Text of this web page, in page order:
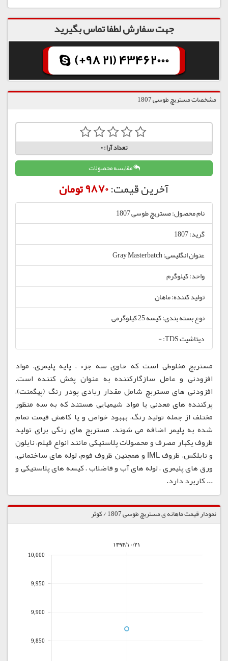
جهت سفارش لطفا تماس بگیرید
(+98 21) 43462000
مشخصات مستربچ طوسی 1807
تعداد آرا:0
مقایسه محصولات
آخرین قیمت:9870 تومان
نام محصول: مستربچ طوسی 1807
گرید: 1807
عنوان انگلیسی: Gray Masterbatch
واحد: کیلوگرم
تولید کننده: ماهان
نوع بسته بندی: کیسه 25 کیلوگرمی
دیتاشیت TDS: -
مستربچ مخلوطی است که حاوی سه جزء ، پایه پلیمری، مواد
افزودنی و عامل سازگارکننده به عنوان پخش کننده است.
افزودنی های مستربچ شامل مقدار زیادی پودر رنگ (پیگمنت)،
پرکننده های معدنی یا مواد شیمیایی هستند که به سه منظور
مختلف از جمله تولید رنگ، بهبود خواص و یا کاهش قیمت تمام
شده به پلیمر اضافه می شوند. مستربچ های رنگی برای تولید
ظروف یکبار مصرف و محصولات پلاستیکی مانند انواع فیلم، نایلون
و نایلکس، ظروف IML و همچنین ظروف فوم، لوله های ساختمانی،
ورق های پلیمری ، لوله های آب و فاضلاب ، کیسه های پلاستیکی و
... کاربرد دارد.
نمودار قیمت ماهانه ی مستربچ طوسی 1807 / کوثر
۱۳۹۴/۱۰/۲۱
9,850
9,900
9,950
10,000